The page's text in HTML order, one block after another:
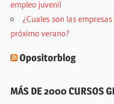
empleo juvenil
¿Cuales son las
próximo verano?
Opositorblog
MÁS DE 2000 CURSOS